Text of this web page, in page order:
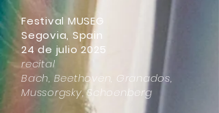
Festival MUSEG
Segovia, Spain
24 de julio 2025
recital
Bach, Beethoven, Granados,
Mussorgsky, Schoenberg